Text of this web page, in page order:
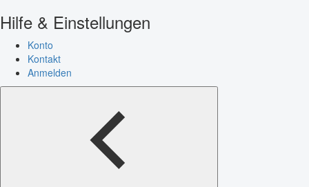
Hilfe & Einstellungen
Konto
Kontakt
Anmelden